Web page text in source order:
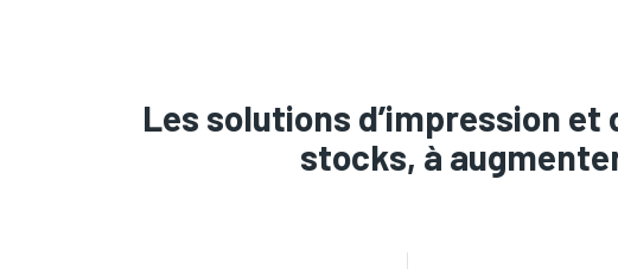
Les solutions d’impression
stocks, à